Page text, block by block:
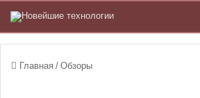
Главная / Обзоры